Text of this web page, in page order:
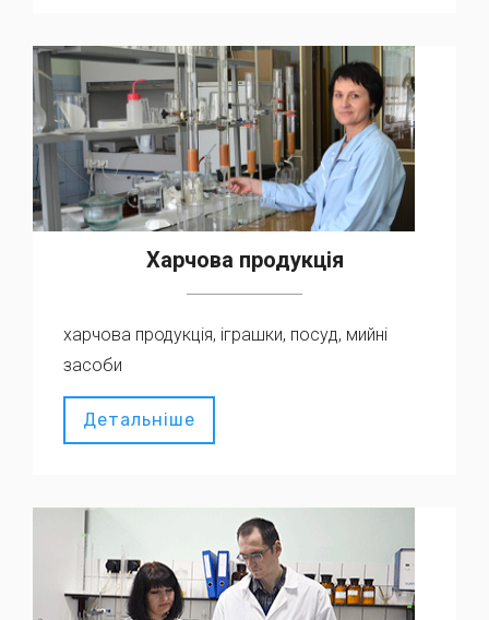
Харчова продукція
харчова продукція, іграшки, посуд, мийні
засоби
Детальніше